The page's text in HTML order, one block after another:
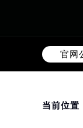
官网
当前位置